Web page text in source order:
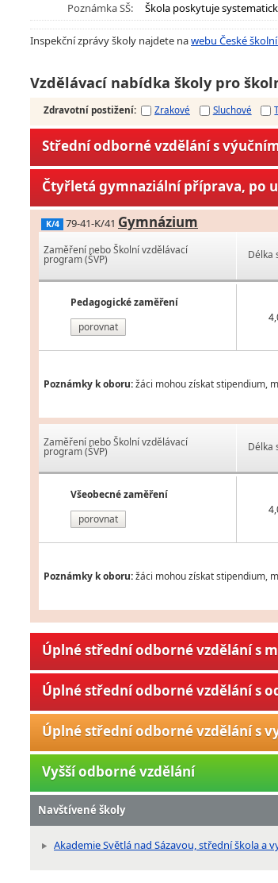
Poznámka SŠ:
Škola poskytuje
Inspekční zprávy školy najdete nawebu České
Vzdělávací nabídka školy pro
Zdravotní postižení: Zrakové Sluchové
Střední odborné vzdělání s
Čtyřletá gymnaziální příprava, po
K/4 79-41-K/41 Gymnázium
Zaměření nebo Školní vzdělávací
program (ŠVP)
Pedagogické zaměření
porovnat
Délka
Poznámky k oboru:žáci mohou získat stipendium,
Zaměření nebo Školní vzdělávací
program (ŠVP)
Všeobecné zaměření
porovnat
Délka
Poznámky k oboru:žáci mohou získat stipendium,
Úplné střední odborné vzdělání s
Úplné střední odborné vzdělání s
Úplné střední odborné vzdělání s
Vyšší odborné vzdělání
Navštívené školy
Akademie Světlá nad Sázavou, střední škola a